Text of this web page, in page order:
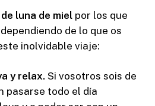
luna de miel por los que
de lo que os
inolvidable viaje:
y relax. Si vosotros sois de
pasarse todo el día